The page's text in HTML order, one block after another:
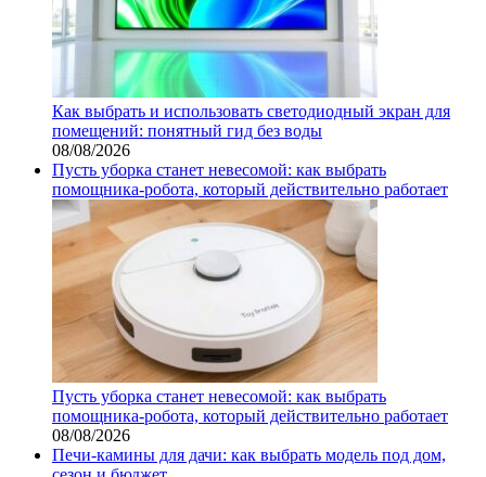
Как выбрать и использовать светодиодный экран для
помещений: понятный гид без воды
08/08/2026
Пусть уборка станет невесомой: как выбрать
помощника‑робота, который действительно работает
Пусть уборка станет невесомой: как выбрать
помощника‑робота, который действительно работает
08/08/2026
Печи-камины для дачи: как выбрать модель под дом,